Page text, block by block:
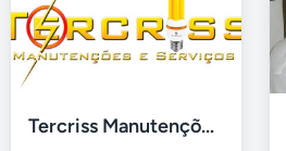
Tercriss Manutenções e Serviços